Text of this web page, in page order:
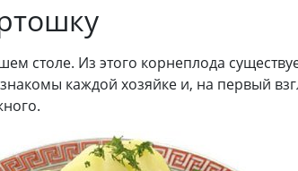
столе. Из этого корнеплода
каждой хозяйке и, на первый